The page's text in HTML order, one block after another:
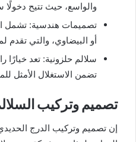
والواسع، حيث تتيح دخولًا
تصميمات هندسية: تشمل
أو البيضاوي، والتي تقدم
سلالم حلزونية: تعد
تضمن الاستغلال الأمثل
تصميم وتركيب
إن تصميم وتركيب الدرج